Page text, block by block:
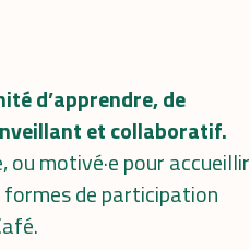
d’apprendre, de
et collaboratif.
ou motivé·e pour accueillir
formes de participation